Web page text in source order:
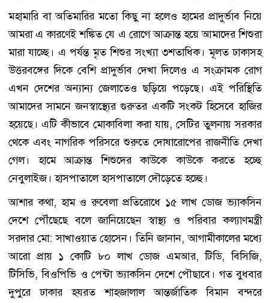
মহামারি বা অতিমারির মতো কিছু না হলেও হামের প্রাদুর্ভাব নিয়ে
আমরা এ কারণেই শঙ্কিত যে এ রোগে আক্রান্ত হয়ে আমাদের শিশুরা
মারা যাচ্ছে। এ পর্যন্ত মৃত শিশুর সংখ্যা ৩শতাধিক। মূলত ঢাকাসহ
উত্তরবঙ্গের দিকে বেশি প্রাদুর্ভাব দেখা দিলেও এ সংক্রামক রোগ
এখন দেশের অন্যান্য জেলাতেও ছড়িয়ে পড়েছে। এই পরিস্থিতি
আমাদের সামনে জনস্বাস্থ্যের গুরুতর একটি সংকট হিসেবে হাজির
হয়েছে। এটি কীভাবে মোকাবিলা করা যায়, সেটির তুলনায় সরকার
থেকে এবং নাগরিক পরিসরে শুরুতে দোষারোপের রাজনীতি দেখা
গেল। হামে আক্রান্ত শিশুদের কাউকে কাউকে করতে হচ্ছে
নেবুলাইজ। হাসপাতালে হাসপাতালে দৌড়েতে হচ্ছে।
আশার কথা, হাম ও রুবেলা প্রতিরোধে ১৫ লাখ ডোজ ভ্যাকসিন
দেশে পৌঁছেছে বলে জানিয়েছেন স্বাস্থ্য ও পরিবার কল্যাণমন্ত্রী
সরদার মো: সাখাওয়াত হোসেন। তিনি জানান, আগামীকালের মধ্যে
আরো প্রায় ১ কোটি ৮০ লাখ ডোজ এমআর, টিডি, বিসিজি,
টিসিভি, বিওপিভি ও পেন্টা ভ্যাকসিন দেশে পৌছাবে। গত বুধবার
দুপুরে ঢাকার হযরত শাহজালাল আন্তর্জাতিক বিমান বন্দরে